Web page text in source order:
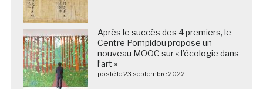
Après le succès des 4 premiers, le
Centre Pompidou propose un
nouveau MOOC sur « l’écologie dans
l’art »
posté le 23 septembre 2022